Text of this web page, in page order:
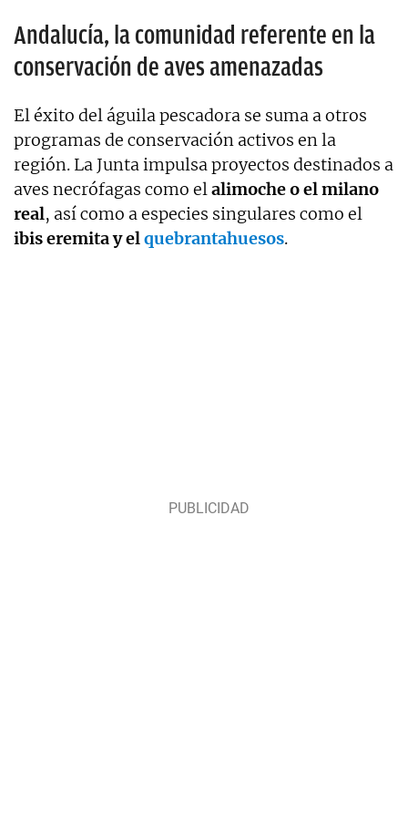
Andalucía, la comunidad referente en la
conservación de aves amenazadas
El éxito del águila pescadora se suma a otros
programas de conservación activos en la
región. La Junta impulsa proyectos destinados a
aves necrófagas como elalimoche o el milano
real, así como a especies singulares como el
ibis eremita y elquebrantahuesos.